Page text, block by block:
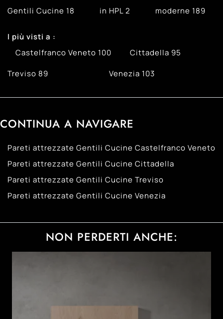
Gentili Cucine 18 in HPL2 moderne 189
I più visti a :
Castelfranco Veneto 100 Cittadella 95
Treviso 89 Venezia 103
CONTINUA A NAVIGARE
Pareti attrezzate Gentili Cucine Castelfranco Veneto
Pareti attrezzate Gentili Cucine Cittadella
Pareti attrezzate Gentili Cucine Treviso
Pareti attrezzate Gentili Cucine Venezia
NON PERDERTI ANCHE: